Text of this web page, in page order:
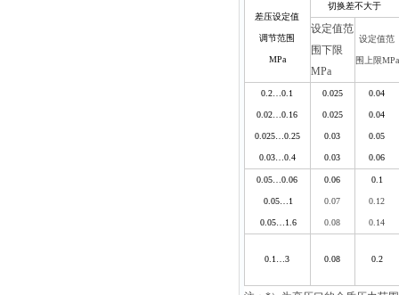
差压设定值
调节范围
MPa
切换差不大于
设定值范
围下限
MPa
设定值范
围上限MPa
0.2…0.1
0.02…0.16
0.025…0.25
0.03…0.4
0.025
0.025
0.03
0.03
0.04
0.04
0.05
0.06
0.05…0.06
0.05…1
0.05…1.6
0.06
0.07
0.08
0.1
0.12
0.14
0.1…3 0.08 0.2